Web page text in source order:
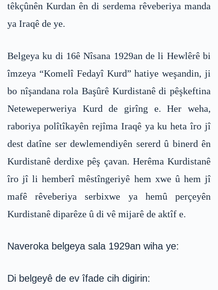
têkçûnên Kurdan ên di serdema rêveberiya manda
ya Iraqê de ye.
Belgeya ku di 16ê Nîsana 1929an de li Hewlêrê bi
îmzeya “Komelî Fedayî Kurd” hatiye weşandin, ji
bo nîşandana rola Başûrê Kurdistanê di pêşkeftina
Neteweperweriya Kurd de girîng e. Her weha,
raboriya polîtîkayên rejîma Iraqê ya ku heta îro jî
dest datîne ser dewlemendiyên sererd û binerd ên
Kurdistanê derdixe pêş çavan. Herêma Kurdistanê
îro jî li hemberî mêstîngeriyê hem xwe û hem jî
mafê rêveberiya serbixwe ya hemû perçeyên
Kurdistanê diparêze û di vê mijarê de aktîf e.
Naveroka belgeya sala 1929an wiha ye:
Di belgeyê de ev îfade cih digirin: